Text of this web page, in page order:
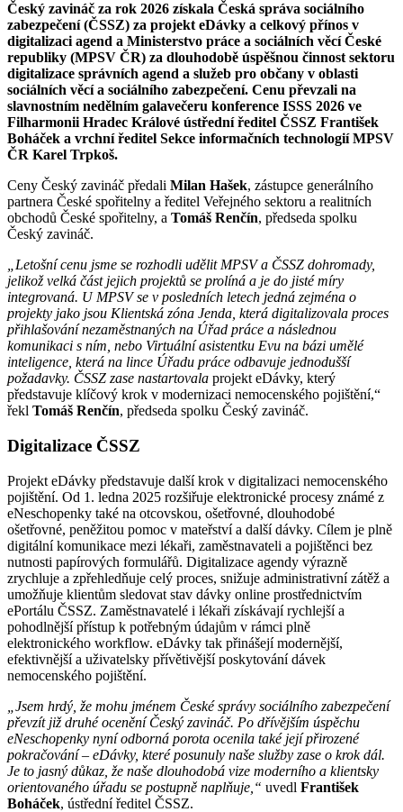
Český zavináč za rok 2026 získala Česká správa sociálního
zabezpečení (ČSSZ) za projekt eDávky a celkový přínos v
digitalizaci agend a Ministerstvo práce a sociálních věcí České
republiky (MPSV ČR) za dlouhodobě úspěšnou činnost sektoru
digitalizace správních agend a služeb pro občany v oblasti
sociálních věcí a sociálního zabezpečení. Cenu převzali na
slavnostním nedělním galavečeru konference ISSS 2026 ve
Filharmonii Hradec Králové ústřední ředitel ČSSZ František
Boháček a vrchní ředitel Sekce informačních technologií MPSV
ČR Karel Trpkoš.
Ceny Český zavináč předali Milan Hašek, zástupce generálního
partnera České spořitelny a ředitel Veřejného sektoru a realitních
obchodů České spořitelny, a Tomáš Renčín, předseda spolku
Český zavináč.
„Letošní cenu jsme se rozhodli udělit MPSV a ČSSZ dohromady,
jelikož velká část jejich projektů se prolíná a je do jisté míry
integrovaná. U MPSV se v posledních letech jedná zejména o
projekty jako jsou Klientská zóna Jenda, která digitalizovala proces
přihlašování nezaměstnaných na Úřad práce a následnou
komunikaci s ním, nebo Virtuální asistentku Evu na bázi umělé
inteligence, která na lince Úřadu práce odbavuje jednodušší
požadavky. ČSSZ zase nastartovala projekt eDávky, který
představuje klíčový krok v modernizaci nemocenského pojištění,“
řekl Tomáš Renčín, předseda spolku Český zavináč.
Digitalizace ČSSZ
Projekt eDávky představuje další krok v digitalizaci nemocenského
pojištění. Od 1. ledna 2025 rozšiřuje elektronické procesy známé z
eNeschopenky také na otcovskou, ošetřovné, dlouhodobé
ošetřovné, peněžitou pomoc v mateřství a další dávky. Cílem je plně
digitální komunikace mezi lékaři, zaměstnavateli a pojištěnci bez
nutnosti papírových formulářů. Digitalizace agendy výrazně
zrychluje a zpřehledňuje celý proces, snižuje administrativní zátěž a
umožňuje klientům sledovat stav dávky online prostřednictvím
ePortálu ČSSZ. Zaměstnavatelé i lékaři získávají rychlejší a
pohodlnější přístup k potřebným údajům v rámci plně
elektronického workflow. eDávky tak přinášejí modernější,
efektivnější a uživatelsky přívětivější poskytování dávek
nemocenského pojištění.
„Jsem hrdý, že mohu jménem České správy sociálního zabezpečení
převzít již druhé ocenění Český zavináč. Po dřívějším úspěchu
eNeschopenky nyní odborná porota ocenila také její přirozené
pokračování – eDávky, které posunuly naše služby zase o krok dál.
Je to jasný důkaz, že naše dlouhodobá vize moderního a klientsky
orientovaného úřadu se postupně naplňuje,“ uvedl František
Boháček, ústřední ředitel ČSSZ.